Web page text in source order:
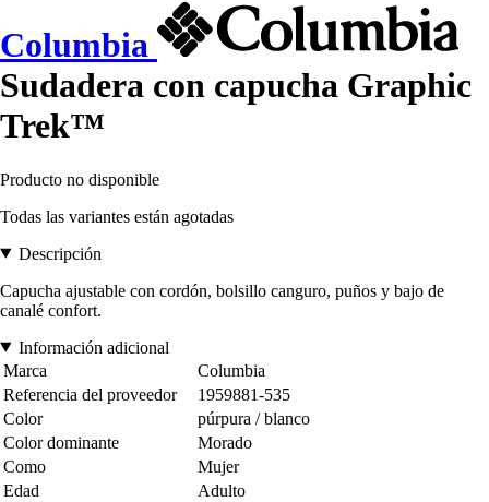
Columbia
Sudadera con capucha Graphic
Trek™
Producto no disponible
Todas las variantes están agotadas
Descripción
Capucha ajustable con cordón, bolsillo canguro, puños y bajo de
canalé confort.
Información adicional
Marca
Columbia
Referencia del proveedor
1959881-535
Color
púrpura / blanco
Color dominante
Morado
Como
Mujer
Edad
Adulto